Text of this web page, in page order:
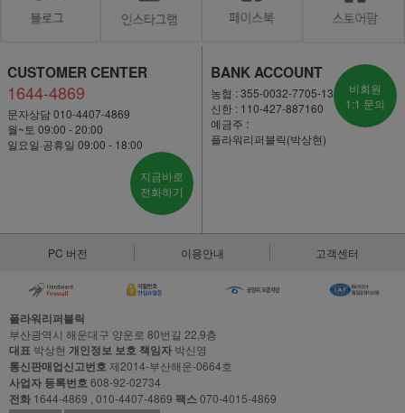
CUSTOMER CENTER
1644-4869
문자상담 010-4407-4869
월~토 09:00 - 20:00
일요일·공휴일 09:00 - 18:00
지금바로
전화하기
BANK ACCOUNT
농협 : 355-0032-7705-13
신한 : 110-427-887160
예금주 :
플라워리퍼블릭(박상현)
비회원
1:1 문의
PC 버전 이용안내 고객센터
플라워리퍼블릭
부산광역시 해운대구 양운로 80번길 22,9층
대표 박상현 개인정보 보호 책임자 박신영
통신판매업신고번호제2014-부산해운-0664호
사업자 등록번호608-92-02734
전화 1644-4869 , 010-4407-4869 팩스070-4015-4869